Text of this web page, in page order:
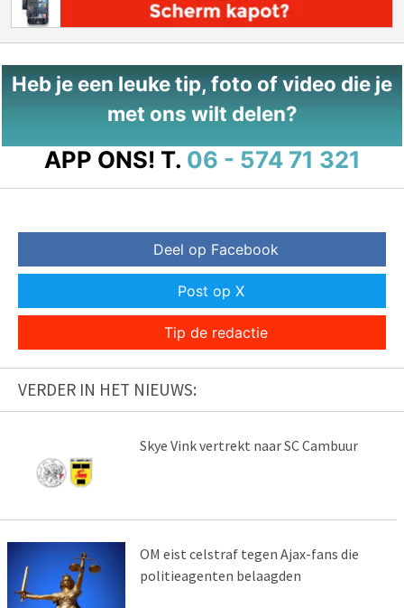
Heb je een leuke tip, foto of video die je
met ons wilt delen?
APP ONS! T. 06 - 574 71 321
Deel op Facebook
Post op X
Tip de redactie
VERDER IN HET NIEUWS:
Skye Vink vertrekt naar SC Cambuur
OM eist celstraf tegen Ajax-fans die
politieagenten belaagden